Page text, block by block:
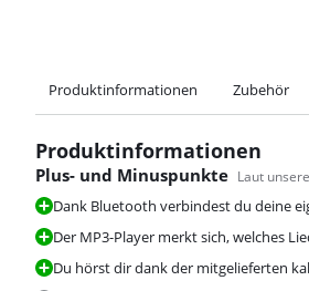
Produktinformationen Zubehör
Produktinformationen
Plus- und Minuspunkte Laut
Dank Bluetooth verbindest du deine
Der MP3-Player merkt sich, welches
Du hörst dir dank der mitgelieferten